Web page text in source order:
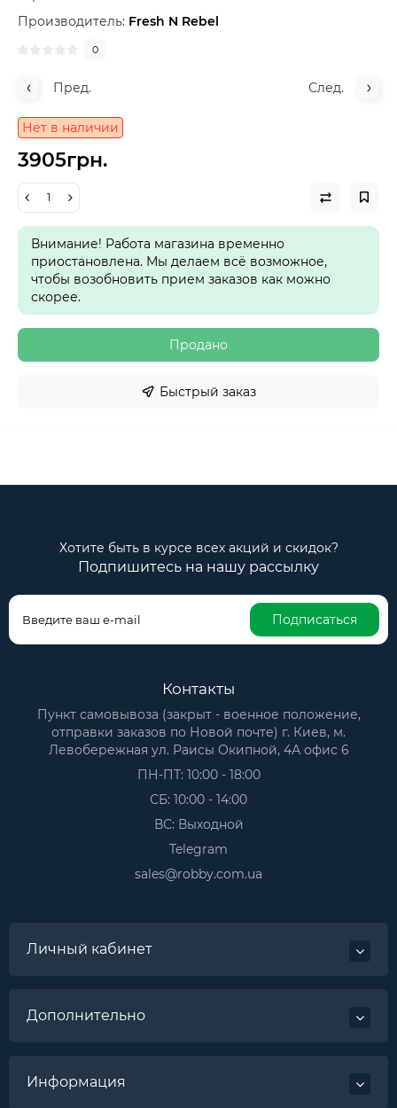
Производитель: Fresh N Rebel
0
Пред. След.
Нет в наличии
3905грн.
Внимание! Работа магазина временно
приостановлена. Мы делаем всё возможное,
чтобы возобновить прием заказов как можно
скорее.
Продано
Быстрый заказ
Хотите быть в курсе всех акций и скидок?
Подпишитесь на нашу рассылку
Подписаться
Контакты
Пункт самовывоза (закрыт - военное положение,
отправки заказов по Новой почте) г. Киев, м.
Левобережная ул. Раисы Окипной, 4А офис 6
ПН-ПТ: 10:00 - 18:00
СБ: 10:00 - 14:00
ВС: Выходной
Telegram
sales@robby.com.ua
Личный кабинет
Дополнительно
Информация